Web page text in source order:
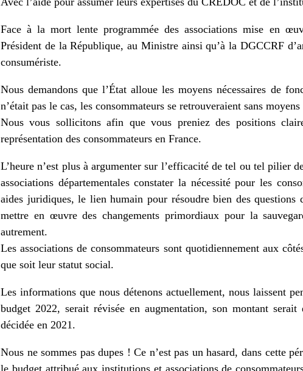
Face à la mort lente programmée des associations mise en
Président de la République, au Ministre ainsi qu’à la DGCCRF
consumériste.
Nous demandons que l’État alloue les moyens nécessaires de
n’était pas le cas, les consommateurs se retrouveraient sans moyens
Nous vous sollicitons afin que vous preniez des positions
représentation des consommateurs en France.
L’heure n’est plus à argumenter sur l’efficacité de tel ou tel pilier
associations départementales constater la nécessité pour les
aides juridiques, le lien humain pour résoudre bien des
mettre en œuvre des changements primordiaux pour la
autrement.
Les associations de consommateurs sont quotidiennement aux
que soit leur statut social.
Les informations que nous détenons actuellement, nous laissent
budget 2022, serait révisée en augmentation, son montant
décidée en 2021.
Nous ne sommes pas dupes ! Ce n’est pas un hasard, dans cette